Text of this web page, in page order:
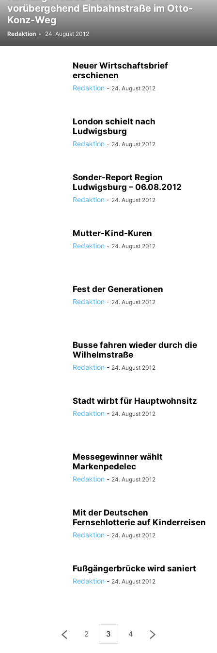
vorübergehend Einbahnstraße im Otto-
Konz-Weg
Redaktion - 24. August 2012
Neuer Wirtschaftsbrief
erschienen
Redaktion - 24. August 2012
London schielt nach
Ludwigsburg
Redaktion - 24. August 2012
Sonder-Report Region
Ludwigsburg – 06.08.2012
Redaktion - 24. August 2012
Mutter-Kind-Kuren
Redaktion - 24. August 2012
Fest der Generationen
Redaktion - 24. August 2012
Busse fahren wieder durch die
Wilhelmstraße
Redaktion - 24. August 2012
Stadt wirbt für Hauptwohnsitz
Redaktion - 24. August 2012
Messegewinner wählt
Markenpedelec
Redaktion - 24. August 2012
Mit der Deutschen
Fernsehlotterie auf Kinderreisen
Redaktion - 24. August 2012
Fußgängerbrücke wird saniert
Redaktion - 24. August 2012
2 3 4